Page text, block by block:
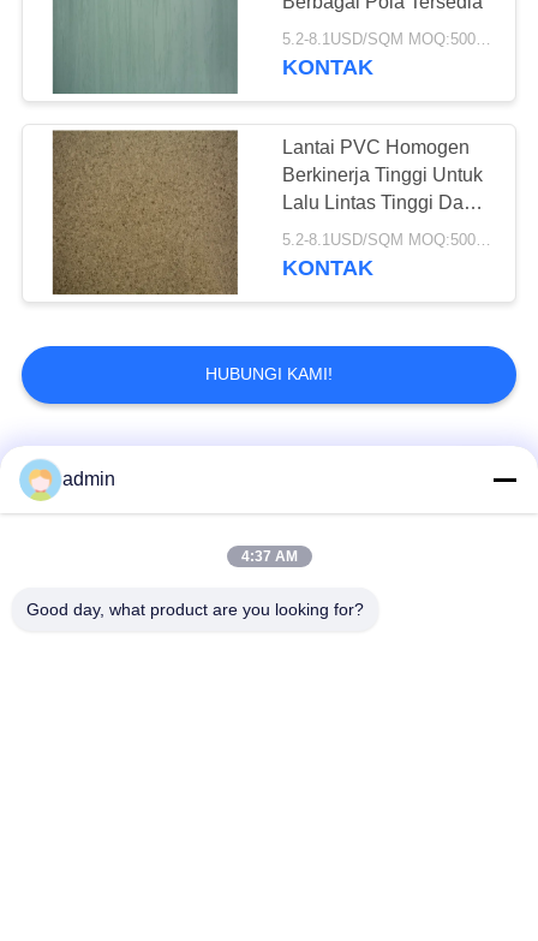
5.2-8.1USD/SQM MOQ:500SQM
KONTAK
Lantai PVC Homogen
Berkinerja Tinggi Untuk
Lalu Lintas Tinggi Dan
Daerah Industri
5.2-8.1USD/SQM MOQ:500SQM
KONTAK
HUBUNGI KAMI!
Bad Request
Lantai ubin vinil
admin
4:37 AM
Good day, what product are you looking for?